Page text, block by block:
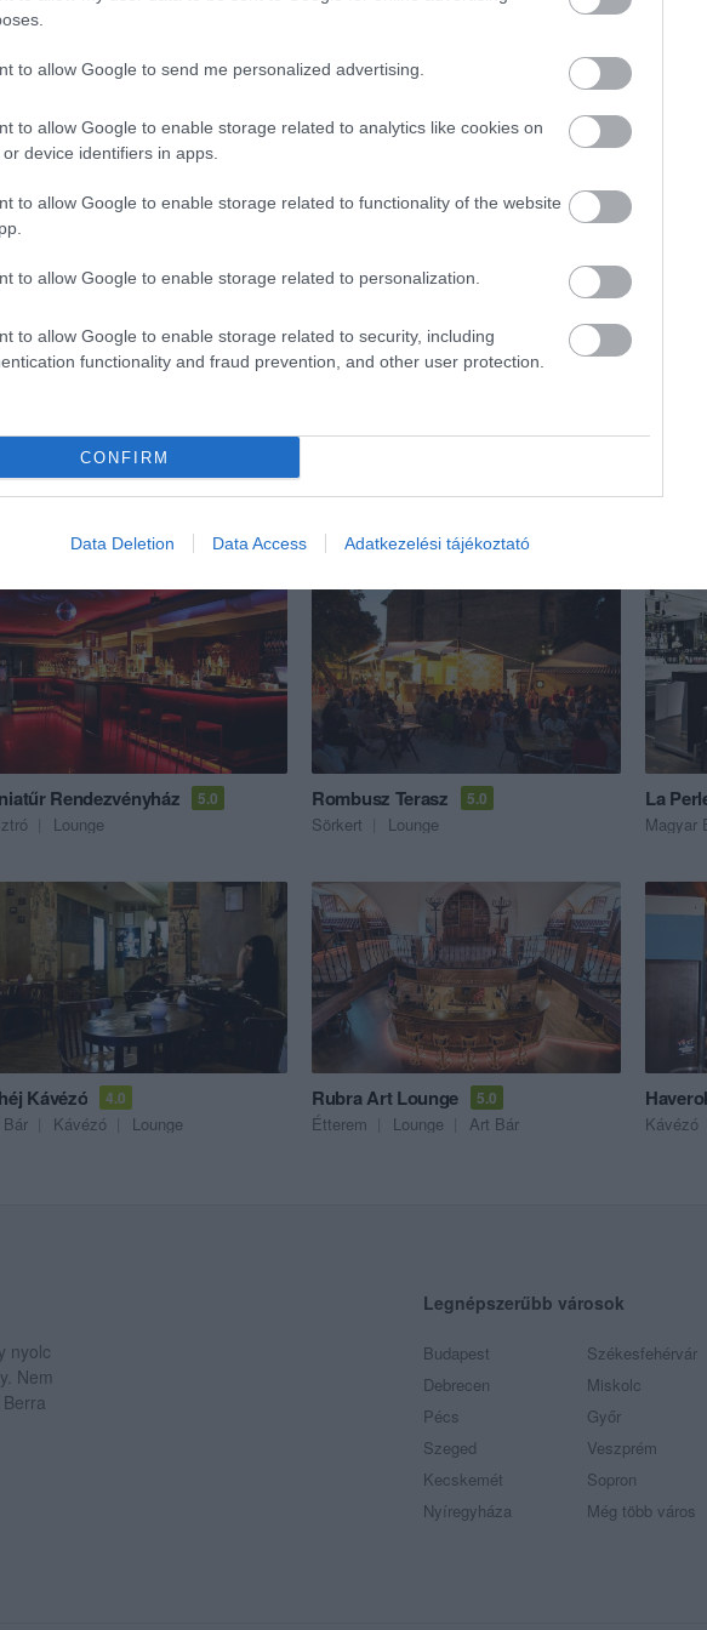
to allow Google to send me personalized advertising.
to allow Google to enable storage related to analytics like cookies on
device identifiers in apps.
to allow Google to enable storage related to functionality of the website
to allow Google to enable storage related to personalization.
to allow Google to enable storage related to security, including
functionality and fraud prevention, and other user protection.
CONFIRM
Data Deletion Data Access Adatkezelési tájékoztató
Rendezvényház 5.0
Lounge
Rombusz Terasz 5.0
Sörkert Lounge Magyar
Kávézó 4.0
Kávézó Lounge
Rubra Art Lounge 5.0
Étterem Lounge Art Bár Kávézó
nyolc
Nem
Legnépszerűbb városok
Budapest
Debrecen
Pécs
Szeged
Kecskemét
Nyíregyháza
Székesfehérvár
Miskolc
Győr
Veszprém
Sopron
Még több város